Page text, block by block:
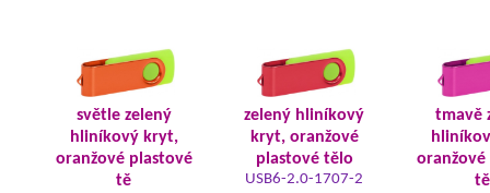
světle zelený
hliníkový kryt,
oranžové plastové
tě
zelený hliníkový
kryt, oranžové
plastové tělo
USB6-2.0-1707-2
tmavě
oranžové